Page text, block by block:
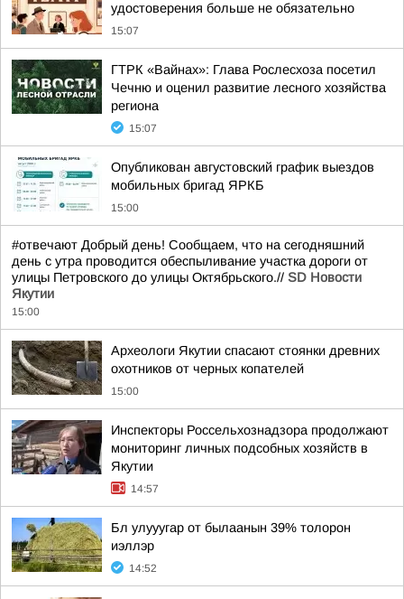
удостоверения больше не обязательно
15:07
ГТРК «Вайнах»: Глава Рослесхоза посетил
Чечню и оценил развитие лесного хозяйства
региона
15:07
Опубликован августовский график выездов
мобильных бригад ЯРКБ
15:00
#отвечают Добрый день! Сообщаем, что на сегодняшний
день с утра проводится обеспыливание участка дороги от
улицы Петровского до улицы Октябрьского.// SD Новости
Якутии
15:00
Археологи Якутии спасают стоянки древних
охотников от черных копателей
15:00
Инспекторы Россельхознадзора продолжают
мониторинг личных подсобных хозяйств в
Якутии
14:57
Бл улууугар от былаанын 39% толорон
иэллэр
14:52